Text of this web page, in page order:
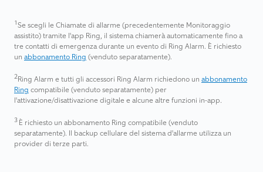
1Se scegli le Chiamate di allarme (precedentemente Monitoraggio
assistito) tramite l'app Ring, il sistema chiamerà automaticamente fino a
tre contatti di emergenza durante un evento di Ring Alarm. È richiesto
un abbonamento Ring (venduto separatamente).
2Ring Alarm e tutti gli accessori Ring Alarm richiedono un abbonamento
Ring compatibile (venduto separatamente) per
l'attivazione/disattivazione digitale e alcune altre funzioni in-app.
3 È richiesto un abbonamento Ring compatibile (venduto
separatamente). Il backup cellulare del sistema d'allarme utilizza un
provider di terze parti.